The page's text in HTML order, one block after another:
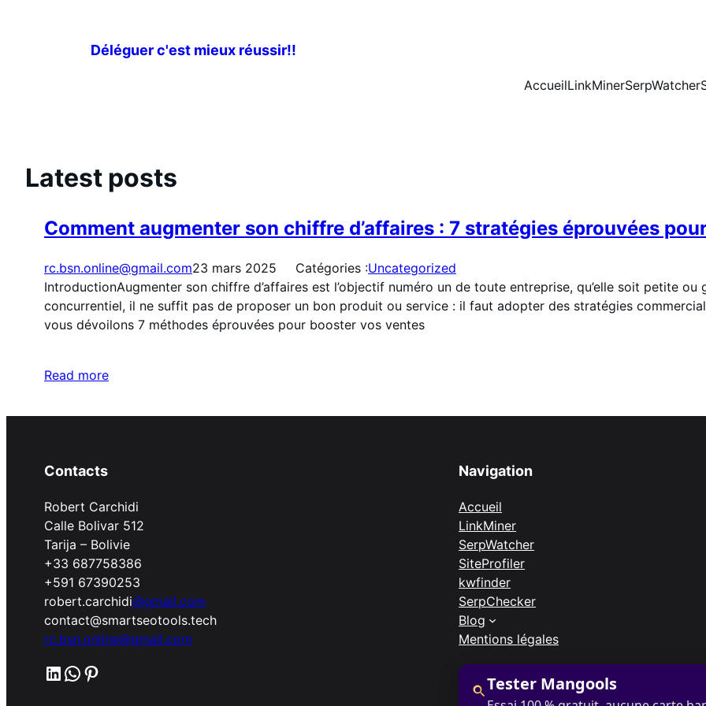
Déléguer c'est mieux réussir!!
AccueilLinkMinerSerpWatcher
Latest posts
Comment augmenter son chiffre d’affaires : 7 stratégies éprouvées
rc.bsn.online@gmail.com23 mars 2025 Catégories :Uncategorized
IntroductionAugmenter son chiffre d’affaires est l’objectif numéro un de toute entreprise, qu’elle soit petite ou
concurrentiel, il ne suffit pas de proposer un bon produit ou service : il faut adopter des stratégies
vous dévoilons 7 méthodes éprouvées pour booster vos ventes
Read more
Contacts
Robert Carchidi
Calle Bolivar 512
Tarija – Bolivie
+33 687758386
+591 67390253
robert.carchidi@gmail.com
contact@smartseotools.tech
rc.bsn.online@gmail.com
LinkedIn WhatsApp Pinterest
Navigation
Accueil
LinkMiner
SerpWatcher
SiteProfiler
kwfinder
SerpChecker
Blog
Mentions légales
Tester Mangools